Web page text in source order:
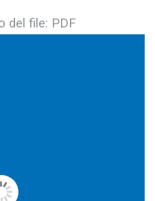
del file: PDF